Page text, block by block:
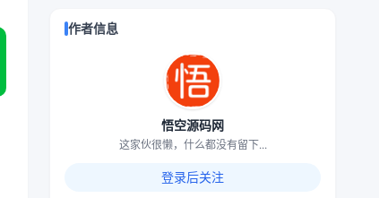
作者信息
悟空源码网
这家伙很懒，什么都没有留下...
登录后关注